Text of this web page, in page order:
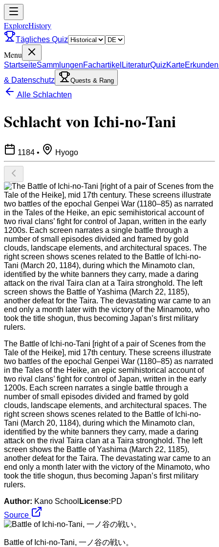
ExploreHistory
Tägliches Quiz
Menu
StartseiteSammlungenFachartikel LiteraturQuizKarteErkunden
& Datenschutz
Quests & Rang
Alle Schlachten
Schlacht von Ichi-no-Tani
1184 • Hyogo
The Battle of Ichi-no-Tani [right of a pair of Scenes from the
Tale of the Heike], mid 17th century. These screens illustrate
two battles of the epochal Genpei War (1180–85) as narrated
in the Tales of the Heike, an epic semihistorical account of
two rival clans’ fight for control of Japan, written in the early
1200s. Each screen narrates a single battle through a
number of small episodes divided and framed by gold
clouds, landscape elements, and architectural spaces. The
right screen shows scenes related to the Battle of Ichi-no-
Tani (March 20, 1184), during which the Minamoto clan,
identified by the white banners they carry, made a daring
attack on the rival Taira clan at a Taira stronghold. The left
screen shows the Battle of Yashima (March 22, 1185),
another defeat for the Taira. The devastating war came to an
end only a month later with the victory of the Minamoto, who
took the title shogun, thus becoming Japan’s first military
rulers.
Author: Kano School License:PD
Source
Battle of Ichi-no-Tani, 一ノ谷の戦い。